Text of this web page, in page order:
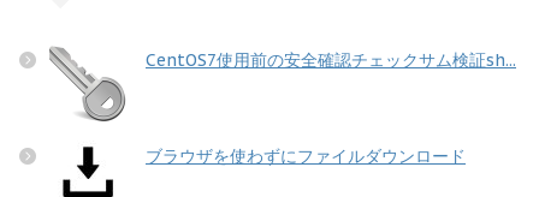
CentOS7使用前の安全確認チェックサム検証sh...
ブラウザを使わずにファイルダウンロード